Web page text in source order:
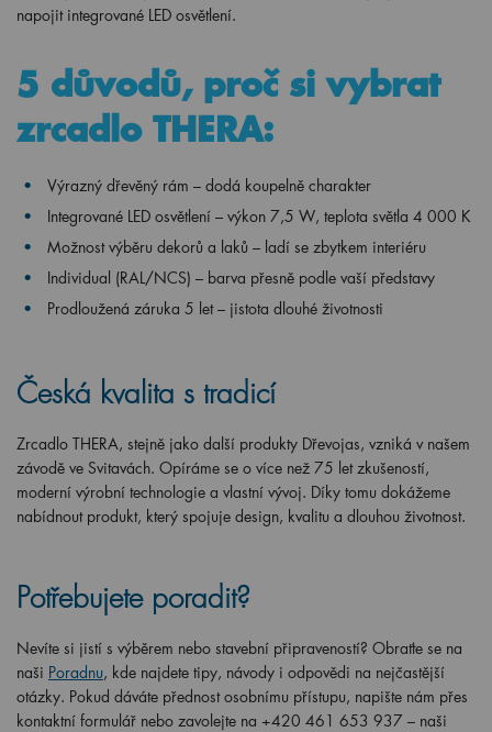
napojit integrované LED osvětlení.
5 důvodů, proč si vybrat
zrcadlo THERA:
Výrazný dřevěný rám – dodá koupelně charakter
Integrované LED osvětlení – výkon 7,5 W, teplota světla 4 000 K
Možnost výběru dekorů a laků – ladí se zbytkem interiéru
Individual (RAL/NCS) – barva přesně podle vaší představy
Prodloužená záruka 5 let – jistota dlouhé životnosti
Česká kvalita s tradicí
Zrcadlo THERA, stejně jako další produkty Dřevojas, vzniká v našem
závodě ve Svitavách. Opíráme se o více než 75 let zkušeností,
moderní výrobní technologie a vlastní vývoj. Díky tomu dokážeme
nabídnout produkt, který spojuje design, kvalitu a dlouhou životnost.
Potřebujete poradit?
Nevíte si jistí s výběrem nebo stavební připraveností? Obraťte se na
naši Poradnu, kde najdete tipy, návody i odpovědi na nejčastější
otázky. Pokud dáváte přednost osobnímu přístupu, napište nám přes
kontaktní formulář nebo zavolejte na +420 461 653 937 – naši